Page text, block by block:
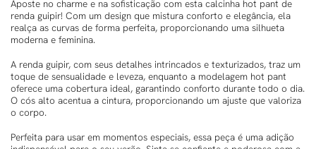
Aposte no charme e na sofisticação com esta calcinha hot pant de
renda guipir! Com um design que mistura conforto e elegância, ela
realça as curvas de forma perfeita, proporcionando uma silhueta
moderna e feminina.
A renda guipir, com seus detalhes intrincados e texturizados, traz um
toque de sensualidade e leveza, enquanto a modelagem hot pant
oferece uma cobertura ideal, garantindo conforto durante todo o dia.
O cós alto acentua a cintura, proporcionando um ajuste que valoriza
o corpo.
Perfeita para usar em momentos especiais, essa peça é uma adição